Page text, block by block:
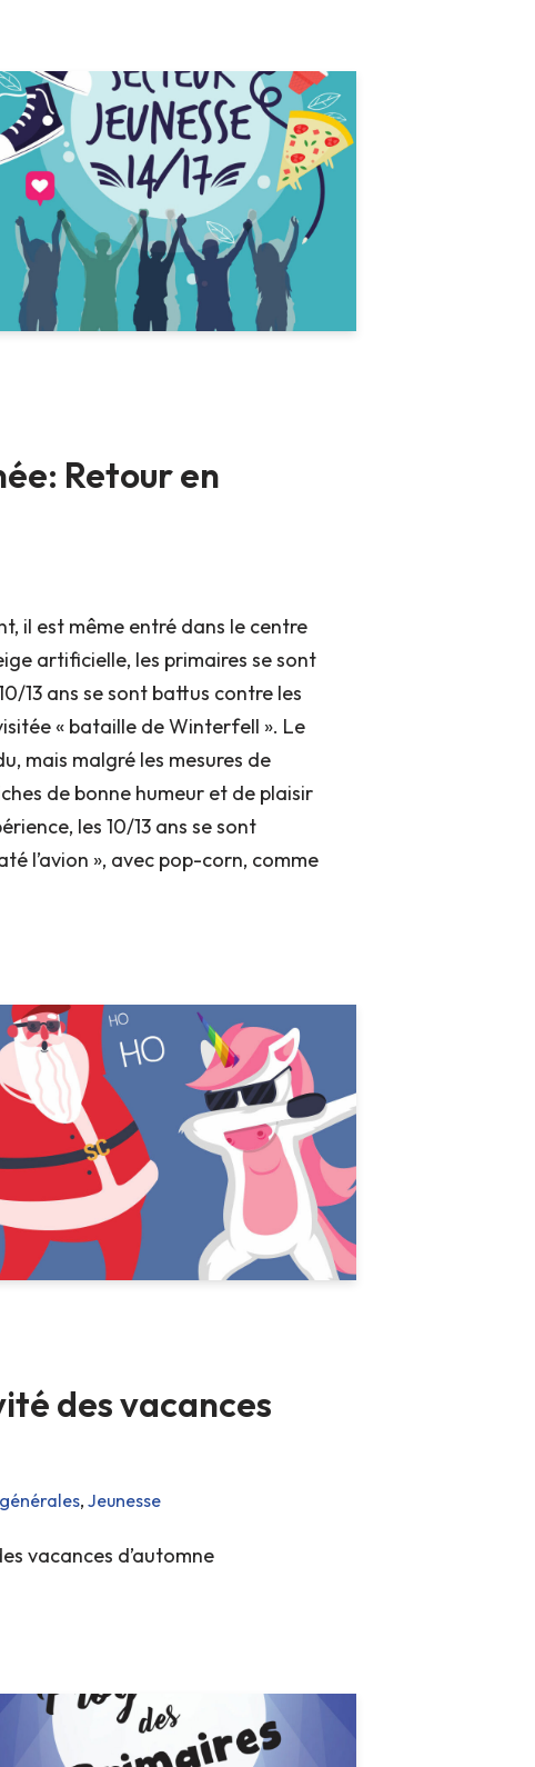
Retour en
il est même entré dans le centre
artificielle, les primaires se sont
13 ans se sont battus contre les
« bataille de Winterfell ». Le
mais malgré les mesures de
de bonne humeur et de plaisir
les 10/13 ans se sont
l’avion », avec pop-corn, comme
des vacances
, Jeunesse
vacances d’automne